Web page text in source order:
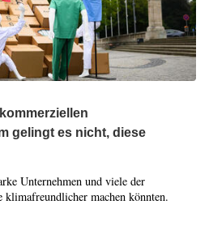
gelingt es nicht, diese
Unternehmen und viele der
machen könnten.